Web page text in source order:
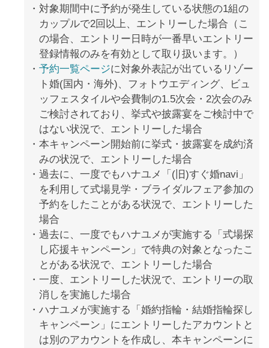
対象期間中に予約が発生している状態の1組の
カップルで2回以上、エントリーした場合（こ
の場合、エントリー日時が一番早いエントリー
登録情報のみを有効として取り扱います。）
予約一覧ページに対象外表記が出ているリゾー
ト婚(国内・海外)、フォトウエディング、ビュ
ッフェスタイルや会費制の1.5次会・2次会のみ
ご検討されており、挙式や披露宴をご検討中で
はない状況で、エントリーした場合
本キャンペーン開始前に挙式・披露宴を成約済
みの状況で、エントリーした場合
過去に、一度でもハナユメ「(旧)すぐ婚navi」
を利用して式場見学・ブライダルフェア参加の
予約をしたことがある状況で、エントリーした
場合
過去に、一度でもハナユメが実施する「式場探
し応援キャンペーン」で特典の対象となったこ
とがある状況で、エントリーした場合
一度、エントリーした状況で、エントリーの取
消しを実施した場合
ハナユメが実施する「婚約指輪・結婚指輪探し
キャンペーン」にエントリーしたアカウントと
は別のアカウントを作成し、本キャンペーンに